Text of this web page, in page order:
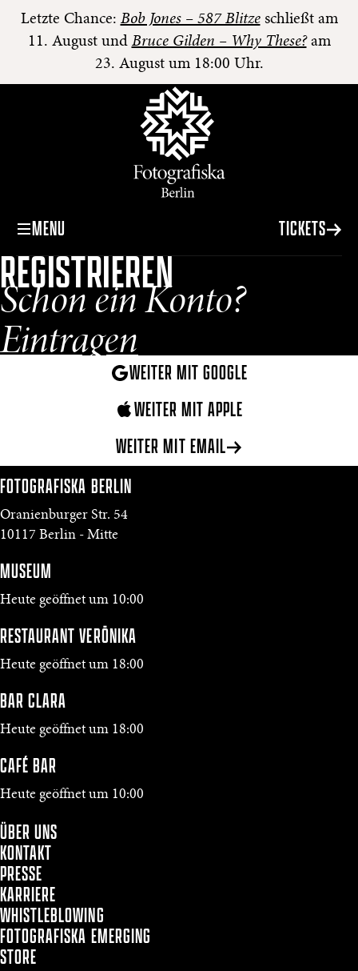
Letzte Chance: Bob Jones – 587 Blitzeschließt am
11. August und Bruce Gilden – Why These?am
23. August um 18:00 Uhr.
MENU TICKETS
REGISTRIEREN
Schon ein Konto?
Eintragen
WEITER MIT GOOGLE
WEITER MIT APPLE
WEITER MIT EMAIL
FOTOGRAFISKA BERLIN
Oranienburger Str. 54
10117 Berlin - Mitte
MUSEUM
Heute geöffnet um 10:00
RESTAURANT VERŌNIKA
Heute geöffnet um 18:00
BAR CLARA
Heute geöffnet um 18:00
CAFÉ BAR
Heute geöffnet um 10:00
ÜBER UNS
KONTAKT
PRESSE
KARRIERE
WHISTLEBLOWING
FOTOGRAFISKA EMERGING
STORE